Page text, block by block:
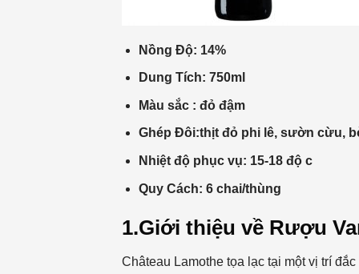
Nồng Độ: 14%
Dung Tích: 750ml
Màu sắc : đỏ đậm
Ghép Đôi:thịt đỏ phi lê, sườn cừu,
Nhiệt độ phục vụ: 15-18 độ c
Quy Cách: 6 chai/thùng
1.Giới thiệu về Rượu
Château Lamothe tọa lạc tại một vị trí